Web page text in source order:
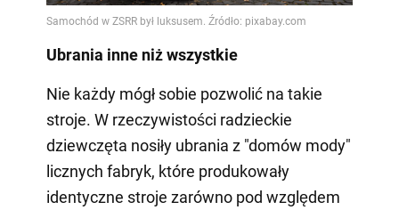
Ubrania inne niż wszystkie
Nie każdy mógł sobie pozwolić na takie
stroje. W rzeczywistości radzieckie
dziewczęta nosiły ubrania z "domów mody"
licznych fabryk, które produkowały
identyczne stroje zarówno pod względem